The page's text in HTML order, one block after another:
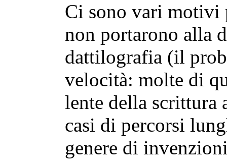
Ci sono vari motivi
non portarono alla
dattilografia (il
velocità: molte di
lente della scrittura
casi di percorsi
genere di